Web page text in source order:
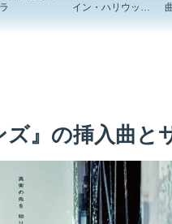
イン・ハリウッ
』の挿入曲と